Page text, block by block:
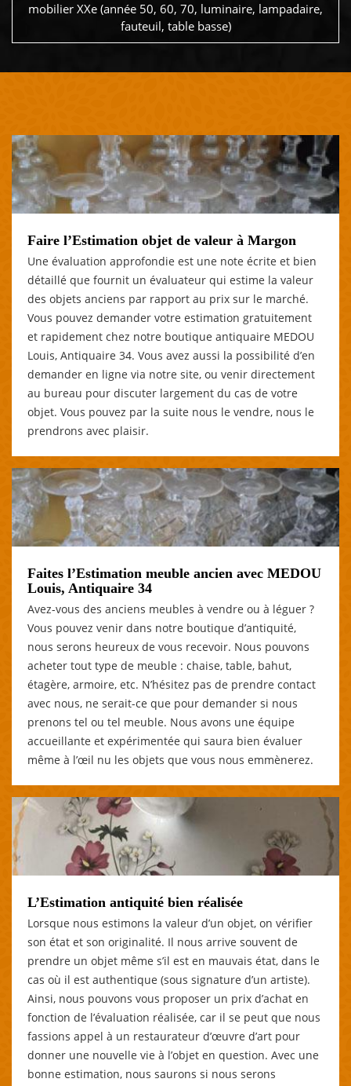
mobilier XXe (année 50, 60, 70, luminaire, lampadaire,
fauteuil, table basse)
Faire l’Estimation objet de valeur à Margon
Une évaluation approfondie est une note écrite et bien
détaillé que fournit un évaluateur qui estime la valeur
des objets anciens par rapport au prix sur le marché.
Vous pouvez demander votre estimation gratuitement
et rapidement chez notre boutique antiquaire MEDOU
Louis, Antiquaire 34. Vous avez aussi la possibilité d’en
demander en ligne via notre site, ou venir directement
au bureau pour discuter largement du cas de votre
objet. Vous pouvez par la suite nous le vendre, nous le
prendrons avec plaisir.
Faites l’Estimation meuble ancien avec MEDOU
Louis, Antiquaire 34
Avez-vous des anciens meubles à vendre ou à léguer ?
Vous pouvez venir dans notre boutique d’antiquité,
nous serons heureux de vous recevoir. Nous pouvons
acheter tout type de meuble : chaise, table, bahut,
étagère, armoire, etc. N’hésitez pas de prendre contact
avec nous, ne serait-ce que pour demander si nous
prenons tel ou tel meuble. Nous avons une équipe
accueillante et expérimentée qui saura bien évaluer
même à l’œil nu les objets que vous nous emmènerez.
L’Estimation antiquité bien réalisée
Lorsque nous estimons la valeur d’un objet, on vérifier
son état et son originalité. Il nous arrive souvent de
prendre un objet même s’il est en mauvais état, dans le
cas où il est authentique (sous signature d’un artiste).
Ainsi, nous pouvons vous proposer un prix d’achat en
fonction de l’évaluation réalisée, car il se peut que nous
fassions appel à un restaurateur d’œuvre d’art pour
donner une nouvelle vie à l’objet en question. Avec une
bonne estimation, nous saurons si nous serons